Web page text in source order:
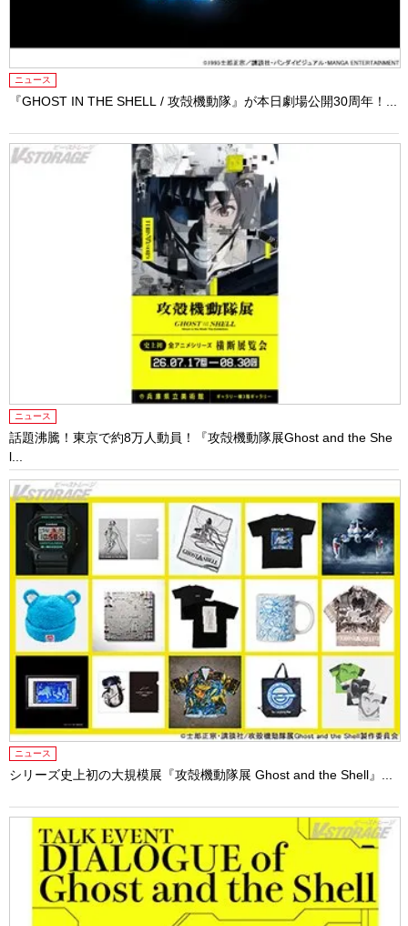
ニュース
『GHOST IN THE SHELL / 攻殻機動隊』が本日劇場公開30周年！...
ニュース
話題沸騰！東京で約8万人動員！『攻殻機動隊展Ghost and the She
l...
ニュース
シリーズ史上初の大規模展『攻殻機動隊展 Ghost and the Shell』...